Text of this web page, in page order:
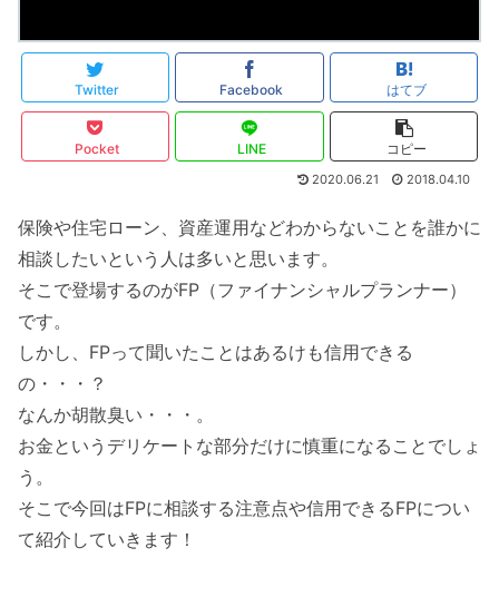
Twitter Facebook はてブ
Pocket LINE コピー
2020.06.21 2018.04.10
保険や住宅ローン、資産運用などわからないことを誰かに
相談したいという人は多いと思います。
そこで登場するのがFP（ファイナンシャルプランナー）
です。
しかし、FPって聞いたことはあるけも信用できる
の・・・？
なんか胡散臭い・・・。
お金というデリケートな部分だけに慎重になることでしょ
う。
そこで今回はFPに相談する注意点や信用できるFPについ
て紹介していきます！